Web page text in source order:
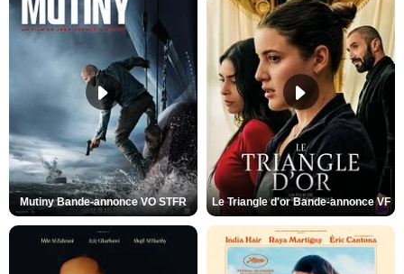
Mutiny Bande-annonce VO STFR Le Triangle d'or Bande-annonce VF